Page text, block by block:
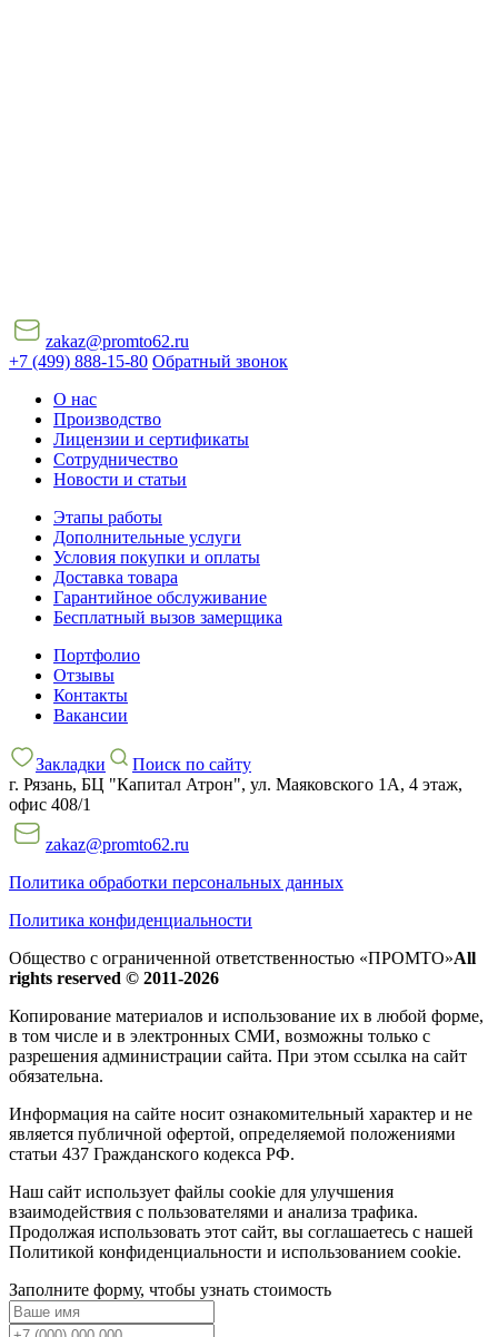
zakaz@promto62.ru
+7 (499) 888-15-80 Обратный звонок
О нас
Производство
Лицензии и сертификаты
Сотрудничество
Новости и статьи
Этапы работы
Дополнительные услуги
Условия покупки и оплаты
Доставка товара
Гарантийное обслуживание
Бесплатный вызов замерщика
Портфолио
Отзывы
Контакты
Вакансии
Закладки
Поиск по сайту
г. Рязань, БЦ "Капитал Атрон", ул. Маяковского 1А, 4 этаж,
офис 408/1
zakaz@promto62.ru
Политика обработки персональных данных
Политика конфиденциальности
Общество с ограниченной ответственностью «ПРОМТО»All
rights reserved © 2011-2026
Копирование материалов и использование их в любой форме,
в том числе и в электронных СМИ, возможны только c
разрешения администрации сайта. При этом ссылка на сайт
обязательна.
Информация на сайте носит ознакомительный характер и не
является публичной офертой, определяемой положениями
статьи 437 Гражданского кодекса РФ.
Наш сайт использует файлы cookie для улучшения
взаимодействия с пользователями и анализа трафика.
Продолжая использовать этот сайт, вы соглашаетесь с нашей
Политикой конфиденциальности и использованием cookie.
Заполните форму, чтобы узнать стоимость